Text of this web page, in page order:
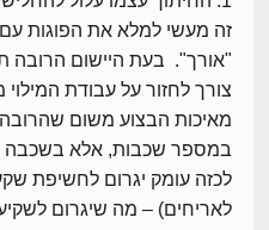
זה מעשי למלא את הפוגות
"אורך". בעת היישום הרובה
צורך לחזור על עבודת
מאיכות הבצוע משום
במספר שכבות, אלא בשכבה
לכזה עומק יגרום לחשיפת
לאריחים) – מה שיגרום